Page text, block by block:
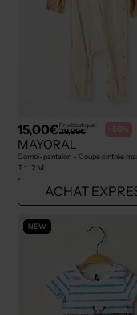
15,00€Prix boutique :
29,99€ -50%
MAYORAL
Combi-pantalon - Coupe cintrée
T : 12 M
ACHAT
NEW